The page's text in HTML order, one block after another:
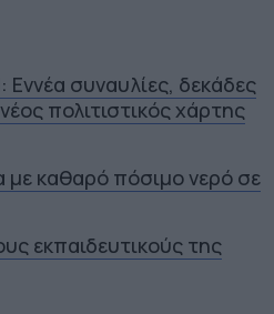
συναυλίες, δεκάδες
πολιτιστικός χάρτης
καθαρό πόσιμο νερό σε
εκπαιδευτικούς της